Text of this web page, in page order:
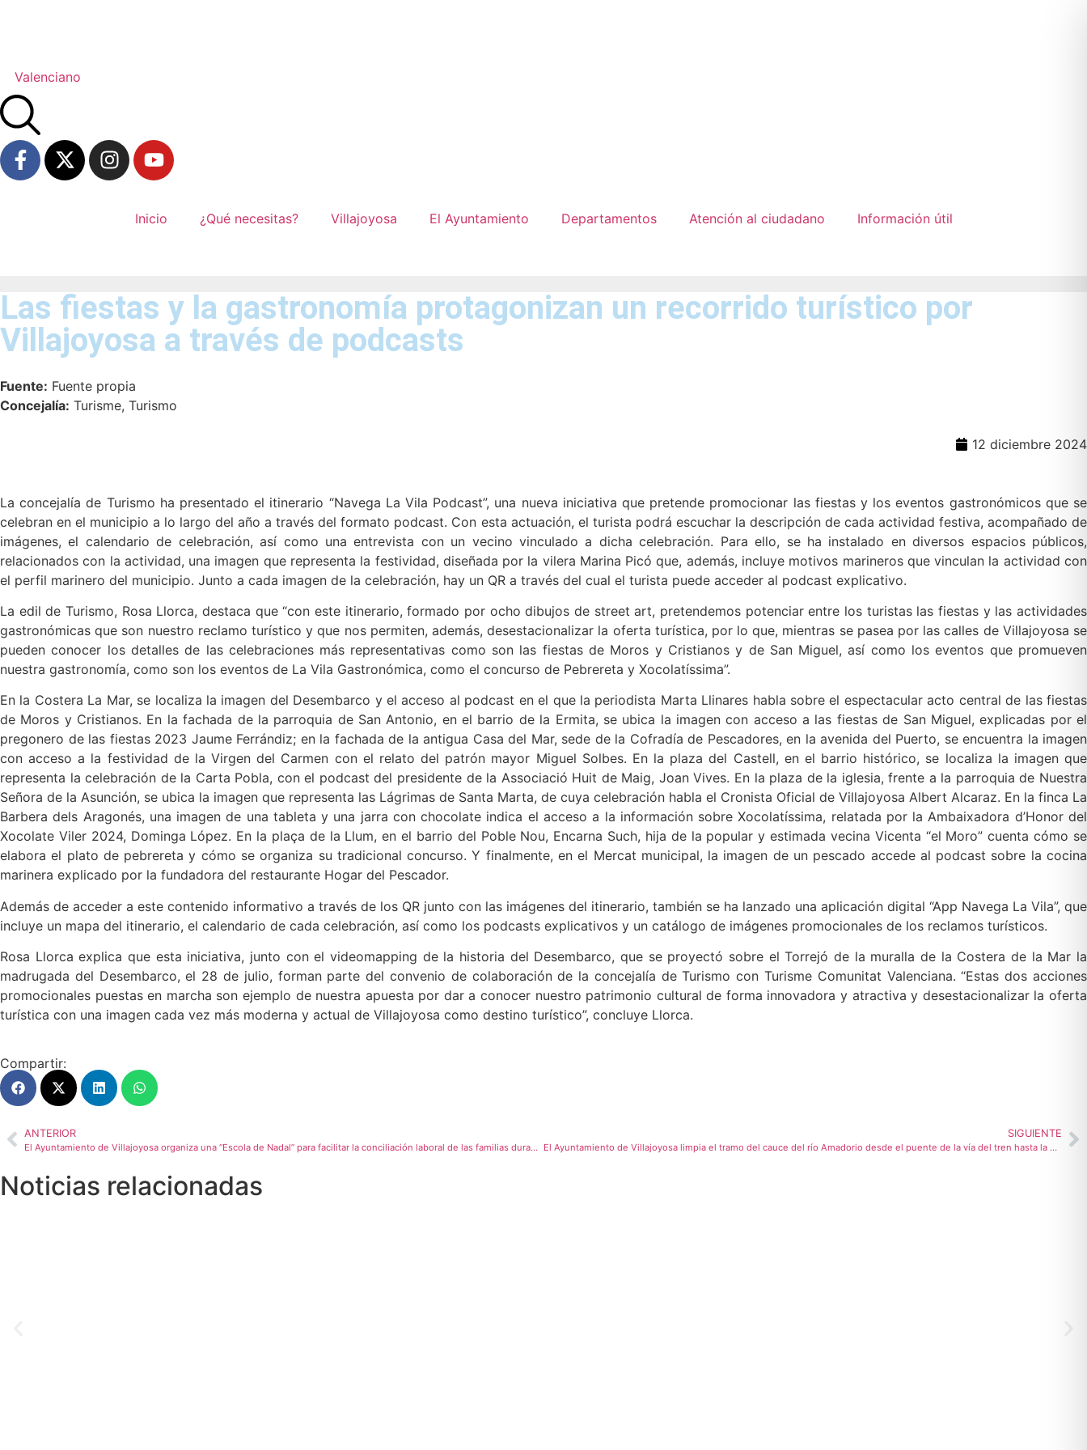
Valenciano
Inicio ¿Qué necesitas? Villajoyosa El Ayuntamiento Departamentos Atención al ciudadano Información útil
Las fiestas y la gastronomía protagonizan un recorrido turístico por
Villajoyosa a través de podcasts
Fuente: Fuente propia
Concejalía: Turisme, Turismo
12 diciembre 2024
La concejalía de Turismo ha presentado el itinerario “Navega La Vila Podcast”, una nueva iniciativa que pretende promocionar las fiestas y los eventos gastronómicos que se
celebran en el municipio a lo largo del año a través del formato podcast. Con esta actuación, el turista podrá escuchar la descripción de cada actividad festiva, acompañado de
imágenes, el calendario de celebración, así como una entrevista con un vecino vinculado a dicha celebración. Para ello, se ha instalado en diversos espacios públicos,
relacionados con la actividad, una imagen que representa la festividad, diseñada por la vilera Marina Picó que, además, incluye motivos marineros que vinculan la actividad con
el perfil marinero del municipio. Junto a cada imagen de la celebración, hay un QR a través del cual el turista puede acceder al podcast explicativo.
La edil de Turismo, Rosa Llorca, destaca que “con este itinerario, formado por ocho dibujos de street art, pretendemos potenciar entre los turistas las fiestas y las actividades
gastronómicas que son nuestro reclamo turístico y que nos permiten, además, desestacionalizar la oferta turística, por lo que, mientras se pasea por las calles de Villajoyosa se
pueden conocer los detalles de las celebraciones más representativas como son las fiestas de Moros y Cristianos y de San Miguel, así como los eventos que promueven
nuestra gastronomía, como son los eventos de La Vila Gastronómica, como el concurso de Pebrereta y Xocolatíssima”.
En la Costera La Mar, se localiza la imagen del Desembarco y el acceso al podcast en el que la periodista Marta Llinares habla sobre el espectacular acto central de las fiestas
de Moros y Cristianos. En la fachada de la parroquia de San Antonio, en el barrio de la Ermita, se ubica la imagen con acceso a las fiestas de San Miguel, explicadas por el
pregonero de las fiestas 2023 Jaume Ferrándiz; en la fachada de la antigua Casa del Mar, sede de la Cofradía de Pescadores, en la avenida del Puerto, se encuentra la imagen
con acceso a la festividad de la Virgen del Carmen con el relato del patrón mayor Miguel Solbes. En la plaza del Castell, en el barrio histórico, se localiza la imagen que
representa la celebración de la Carta Pobla, con el podcast del presidente de la Associació Huit de Maig, Joan Vives. En la plaza de la iglesia, frente a la parroquia de Nuestra
Señora de la Asunción, se ubica la imagen que representa las Lágrimas de Santa Marta, de cuya celebración habla el Cronista Oficial de Villajoyosa Albert Alcaraz. En la finca La
Barbera dels Aragonés, una imagen de una tableta y una jarra con chocolate indica el acceso a la información sobre Xocolatíssima, relatada por la Ambaixadora d’Honor del
Xocolate Viler 2024, Dominga López. En la plaça de la Llum, en el barrio del Poble Nou, Encarna Such, hija de la popular y estimada vecina Vicenta “el Moro” cuenta cómo se
elabora el plato de pebrereta y cómo se organiza su tradicional concurso. Y finalmente, en el Mercat municipal, la imagen de un pescado accede al podcast sobre la cocina
marinera explicado por la fundadora del restaurante Hogar del Pescador.
Además de acceder a este contenido informativo a través de los QR junto con las imágenes del itinerario, también se ha lanzado una aplicación digital “App Navega La Vila”, que
incluye un mapa del itinerario, el calendario de cada celebración, así como los podcasts explicativos y un catálogo de imágenes promocionales de los reclamos turísticos.
Rosa Llorca explica que esta iniciativa, junto con el videomapping de la historia del Desembarco, que se proyectó sobre el Torrejó de la muralla de la Costera de la Mar la
madrugada del Desembarco, el 28 de julio, forman parte del convenio de colaboración de la concejalía de Turismo con Turisme Comunitat Valenciana. “Estas dos acciones
promocionales puestas en marcha son ejemplo de nuestra apuesta por dar a conocer nuestro patrimonio cultural de forma innovadora y atractiva y desestacionalizar la oferta
turística con una imagen cada vez más moderna y actual de Villajoyosa como destino turístico”, concluye Llorca.
Compartir:
ANTERIOR
El Ayuntamiento de Villajoyosa organiza una “Escola de Nadal” para facilitar la conciliación laboral de las familias durante las vacaciones navideñas
SIGUIENTE
El Ayuntamiento de Villajoyosa limpia el tramo del cauce del río Amadorio desde el puente de la vía del tren hasta la desembocadura
Noticias relacionadas